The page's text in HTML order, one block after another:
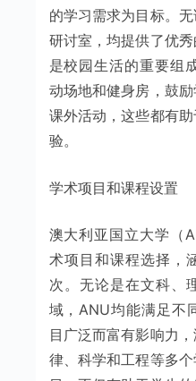
的学习需求为目标。
研讨室，均提供了优
是校园生活的重要组
动场地和健身房，鼓
课外活动，这些都有
验。
学术项目和课程设置
澳大利亚国立大学（
术项目和课程选择，
次。无论是在文科、
域，ANU均能满足不
目广泛而富有影响力
律、科学和工程等多